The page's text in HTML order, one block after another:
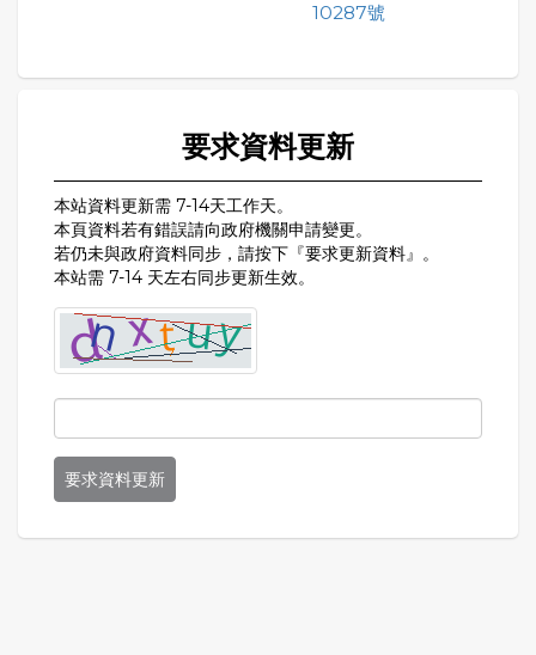
10287號
要求資料更新
本站資料更新需 7-14天工作天。
本頁資料若有錯誤請向政府機關申請變更。
若仍未與政府資料同步，請按下『要求更新資料』。
本站需 7-14 天左右同步更新生效。
要求資料更新